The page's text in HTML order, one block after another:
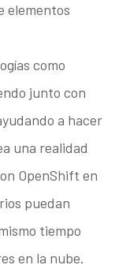
elementos
como
junto con
a hacer
una realidad
OpenShift en
puedan
tiempo
en la nube.